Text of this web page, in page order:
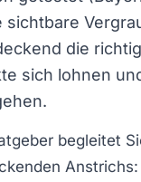
sichtbare
die
sich lohnen
begleitet
Anstrichs: